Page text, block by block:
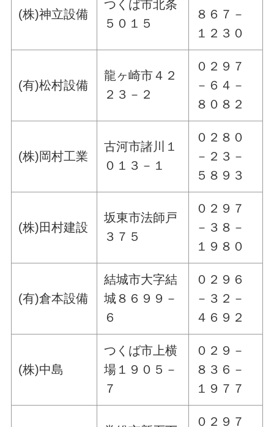
(株)神立設備
つくば市北条
５０１５
８６７－
１２３０
(有)松村設備
龍ヶ崎市４２
２３－２
０２９７
－６４－
８０８２
(株)岡村工業
古河市諸川１
０１３－１
０２８０
－２３－
５８９３
(株)田村建設
坂東市法師戸
３７５
０２９７
－３８－
１９８０
(有)倉本設備
結城市大字結
城８６９９－
６
０２９６
－３２－
４６９２
(株)中島
つくば市上横
場１９０５－
７
０２９－
８３６－
１９７７
０２９７